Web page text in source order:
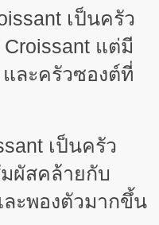
เป็นครัว
แต่มี
ละครัวซองต์ที่
เป็นครัว
ผัสคล้ายกับ
ะพองตัวมากขึ้น